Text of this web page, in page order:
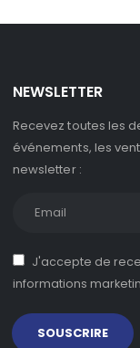
NEWSLETTER
Recevez toutes les
événements, les
newsletter :
J'accepte de
informations